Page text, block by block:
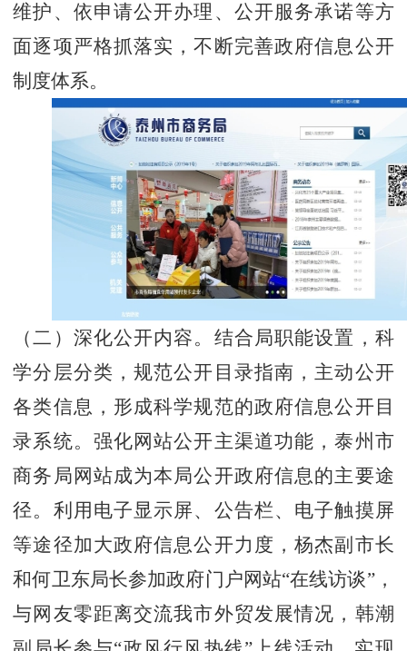
维护、依申请公开办理、公开服务承诺等方
面逐项严格抓落实，不断完善政府信息公开
制度体系。
（二）深化公开内容。 结合局职能设置，科
学分层分类，规范公开目录指南，主动公开
各类信息，形成科学规范的政府信息公开目
录系统。强化网站公开主渠道功能，泰州市
商务局网站成为本局公开政府信息的主要途
径。利用电子显示屏、公告栏、电子触摸屏
等途径加大政府信息公开力度，杨杰副市长
和何卫东局长参加政府门户网站“在线访谈”，
与网友零距离交流我市外贸发展情况，韩潮